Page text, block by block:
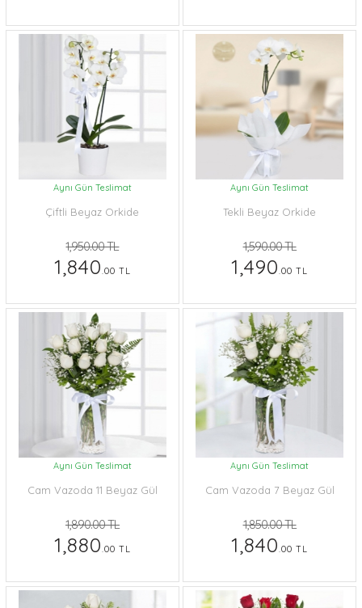
Aynı Gün Teslimat
Çiftli Beyaz Orkide
1,950.00 TL
1,840.00 TL
Aynı Gün Teslimat
Tekli Beyaz Orkide
1,590.00 TL
1,490.00 TL
Aynı Gün Teslimat
Cam Vazoda 11 Beyaz Gül
1,890.00 TL
1,880.00 TL
Aynı Gün Teslimat
Cam Vazoda 7 Beyaz Gül
1,850.00 TL
1,840.00 TL